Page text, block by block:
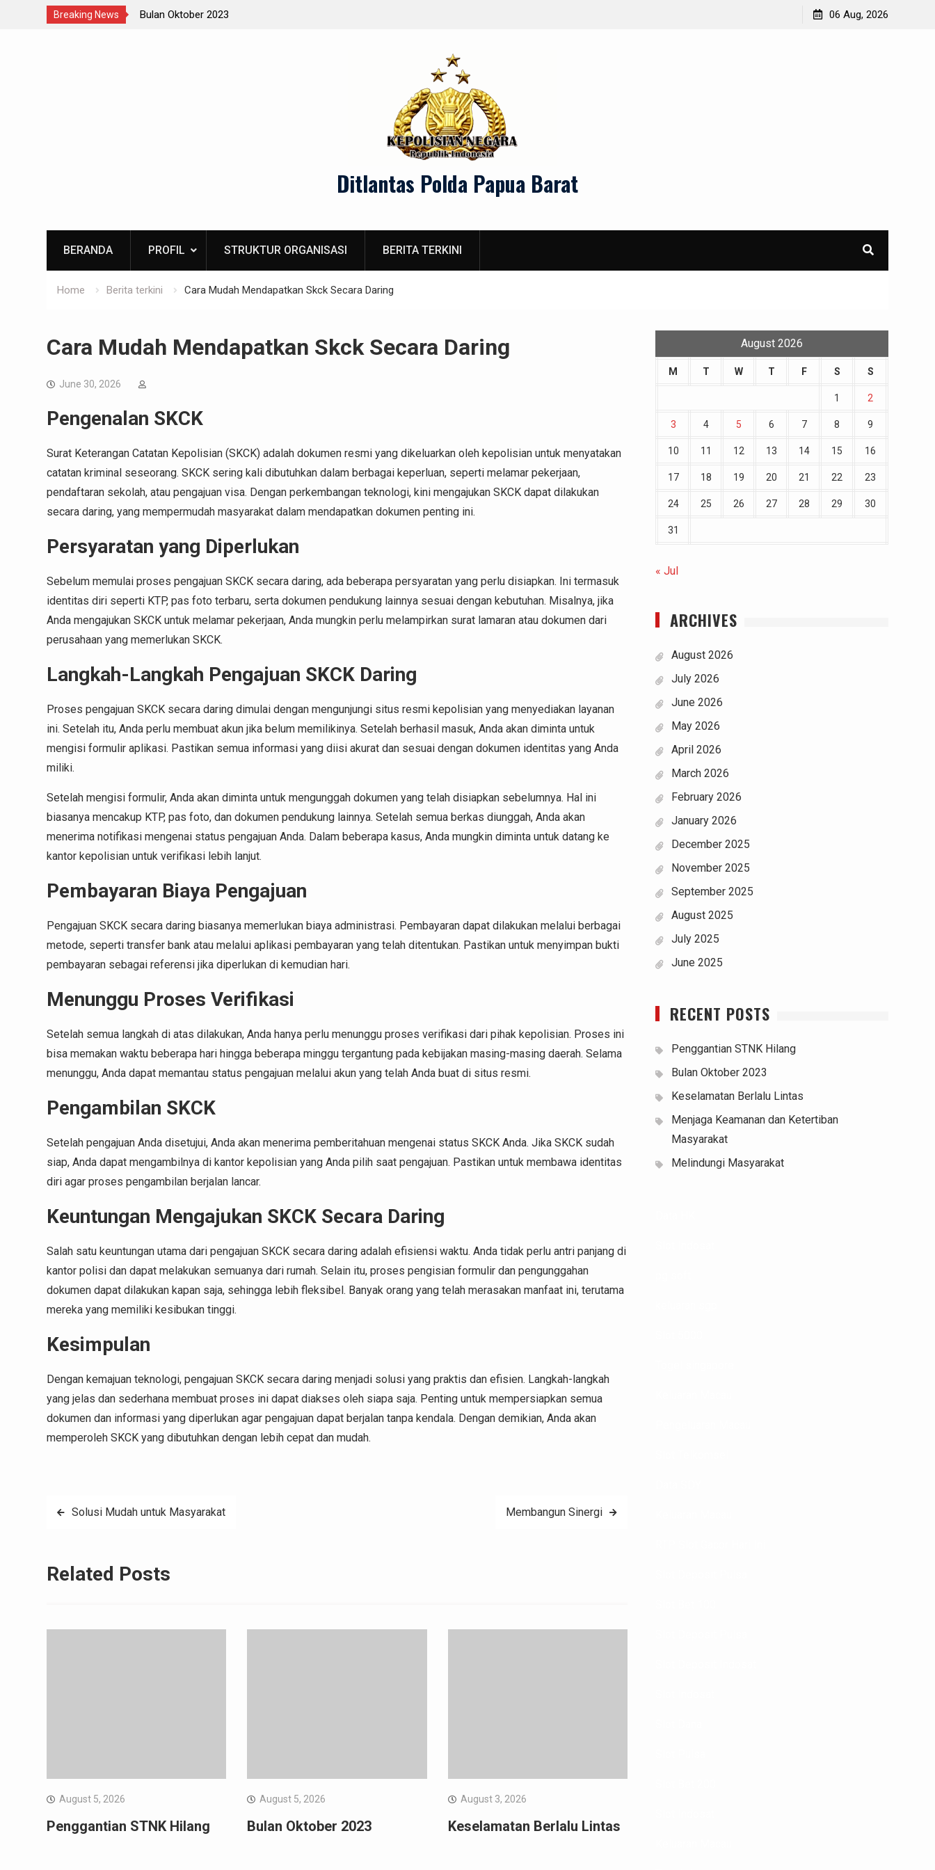
Breaking News
Bulan Oktober 2023 Penggantian STNK Hilang
06 Aug, 2026
Ditlantas Polda Papua Barat
BERANDA PROFIL STRUKTUR ORGANISASI BERITA TERKINI
Home Berita terkini Cara Mudah Mendapatkan Skck Secara Daring
Cara Mudah Mendapatkan Skck Secara Daring
June 30, 2026
Pengenalan SKCK
Surat Keterangan Catatan Kepolisian (SKCK) adalah dokumen resmi yang dikeluarkan oleh kepolisian untuk menyatakan
catatan kriminal seseorang. SKCK sering kali dibutuhkan dalam berbagai keperluan, seperti melamar pekerjaan,
pendaftaran sekolah, atau pengajuan visa. Dengan perkembangan teknologi, kini mengajukan SKCK dapat dilakukan
secara daring, yang mempermudah masyarakat dalam mendapatkan dokumen penting ini.
Persyaratan yang Diperlukan
Sebelum memulai proses pengajuan SKCK secara daring, ada beberapa persyaratan yang perlu disiapkan. Ini termasuk
identitas diri seperti KTP, pas foto terbaru, serta dokumen pendukung lainnya sesuai dengan kebutuhan. Misalnya, jika
Anda mengajukan SKCK untuk melamar pekerjaan, Anda mungkin perlu melampirkan surat lamaran atau dokumen dari
perusahaan yang memerlukan SKCK.
Langkah-Langkah Pengajuan SKCK Daring
Proses pengajuan SKCK secara daring dimulai dengan mengunjungi situs resmi kepolisian yang menyediakan layanan
ini. Setelah itu, Anda perlu membuat akun jika belum memilikinya. Setelah berhasil masuk, Anda akan diminta untuk
mengisi formulir aplikasi. Pastikan semua informasi yang diisi akurat dan sesuai dengan dokumen identitas yang Anda
miliki.
Setelah mengisi formulir, Anda akan diminta untuk mengunggah dokumen yang telah disiapkan sebelumnya. Hal ini
biasanya mencakup KTP, pas foto, dan dokumen pendukung lainnya. Setelah semua berkas diunggah, Anda akan
menerima notifikasi mengenai status pengajuan Anda. Dalam beberapa kasus, Anda mungkin diminta untuk datang ke
kantor kepolisian untuk verifikasi lebih lanjut.
Pembayaran Biaya Pengajuan
Pengajuan SKCK secara daring biasanya memerlukan biaya administrasi. Pembayaran dapat dilakukan melalui berbagai
metode, seperti transfer bank atau melalui aplikasi pembayaran yang telah ditentukan. Pastikan untuk menyimpan bukti
pembayaran sebagai referensi jika diperlukan di kemudian hari.
Menunggu Proses Verifikasi
Setelah semua langkah di atas dilakukan, Anda hanya perlu menunggu proses verifikasi dari pihak kepolisian. Proses ini
bisa memakan waktu beberapa hari hingga beberapa minggu tergantung pada kebijakan masing-masing daerah. Selama
menunggu, Anda dapat memantau status pengajuan melalui akun yang telah Anda buat di situs resmi.
Pengambilan SKCK
Setelah pengajuan Anda disetujui, Anda akan menerima pemberitahuan mengenai status SKCK Anda. Jika SKCK sudah
siap, Anda dapat mengambilnya di kantor kepolisian yang Anda pilih saat pengajuan. Pastikan untuk membawa identitas
diri agar proses pengambilan berjalan lancar.
Keuntungan Mengajukan SKCK Secara Daring
Salah satu keuntungan utama dari pengajuan SKCK secara daring adalah efisiensi waktu. Anda tidak perlu antri panjang di
kantor polisi dan dapat melakukan semuanya dari rumah. Selain itu, proses pengisian formulir dan pengunggahan
dokumen dapat dilakukan kapan saja, sehingga lebih fleksibel. Banyak orang yang telah merasakan manfaat ini, terutama
mereka yang memiliki kesibukan tinggi.
Kesimpulan
Dengan kemajuan teknologi, pengajuan SKCK secara daring menjadi solusi yang praktis dan efisien. Langkah-langkah
yang jelas dan sederhana membuat proses ini dapat diakses oleh siapa saja. Penting untuk mempersiapkan semua
dokumen dan informasi yang diperlukan agar pengajuan dapat berjalan tanpa kendala. Dengan demikian, Anda akan
memperoleh SKCK yang dibutuhkan dengan lebih cepat dan mudah.
PostSolusi Mudah untuk Masyarakat Membangun Sinergi
Related Posts
August 5, 2026
Penggantian STNK Hilang
August 5, 2026
Bulan Oktober 2023
August 3, 2026
Keselamatan Berlalu Lintas
August 2026
M T W T F S S
1 2
3 4 5 6 7 8 9
10 11 12 13 14 15 16
17 18 19 20 21 22 23
24 25 26 27 28 29 30
31
« Jul
ARCHIVES
August 2026
July 2026
June 2026
May 2026
April 2026
March 2026
February 2026
January 2026
December 2025
November 2025
September 2025
August 2025
July 2025
June 2025
RECENT POSTS
Penggantian STNK Hilang
Bulan Oktober 2023
Keselamatan Berlalu Lintas
Menjaga Keamanan dan Ketertiban
Masyarakat
Melindungi Masyarakat